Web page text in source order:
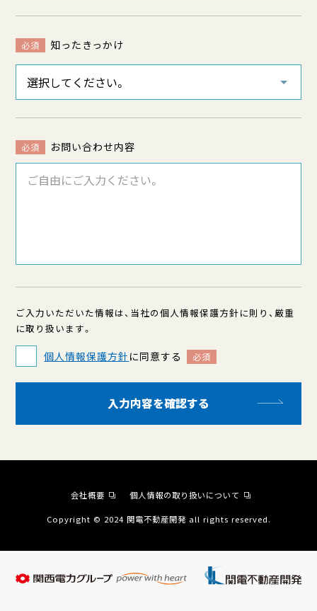
必須 知ったきっかけ
必須 お問い合わせ内容
ご入力いただいた情報は、当社の個人情報保護方針に則り、厳重
に取り扱います。
個人情報保護方針 に同意する 必須
入力内容を確認する
会社概要 個人情報の取り扱いについて
Copyright © 2024 関電不動産開発 all rights reserved.